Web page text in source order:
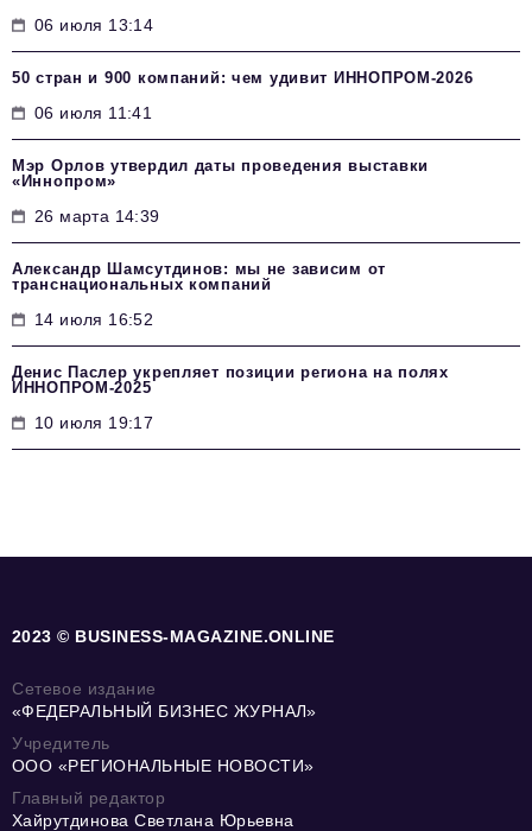
06 июля 13:14
50 стран и 900 компаний: чем удивит ИННОПРОМ‑2026
06 июля 11:41
Мэр Орлов утвердил даты проведения выставки
«Иннопром»
26 марта 14:39
Александр Шамсутдинов: мы не зависим от
транснациональных компаний
14 июля 16:52
Денис Паслер укрепляет позиции региона на полях
ИННОПРОМ-2025
10 июля 19:17
2023 © BUSINESS-MAGAZINE.ONLINE
Сетевое издание
«ФЕДЕРАЛЬНЫЙ БИЗНЕС ЖУРНАЛ»
Учредитель
ООО «РЕГИОНАЛЬНЫЕ НОВОСТИ»
Главный редактор
Хайрутдинова Светлана Юрьевна